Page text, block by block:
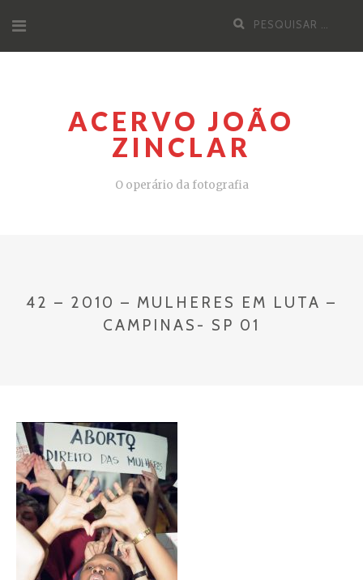
para
o
Pesquisa
ACERVO JOÃO
ZINCLAR
O operário da fotografia
42 – 2010 – MULHERES EM LUTA –
CAMPINAS- SP 01